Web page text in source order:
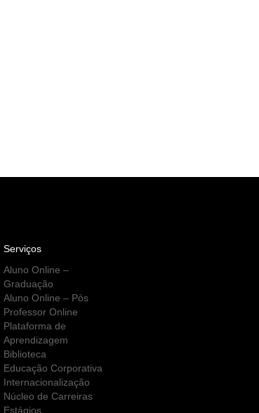
Serviços
Aluno Online –
Graduação
Aluno Online – Pós
Professor Online
Plataforma de
Aprendizagem
Biblioteca
Educação Corporativa
Internacionalização
Núcleo de Carreiras
Estágios